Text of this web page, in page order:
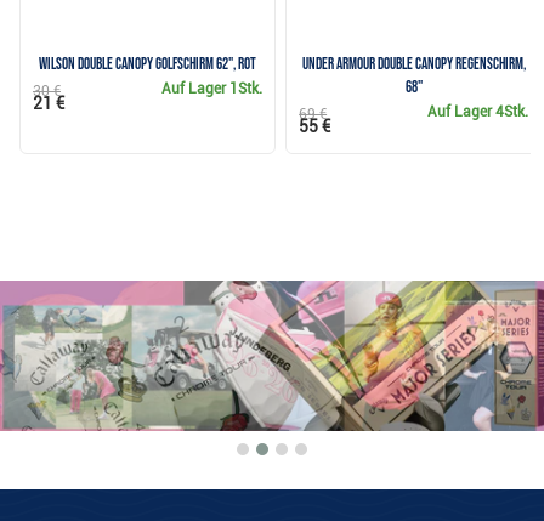
Wilson Double Canopy Golfschirm 62", rot
Auf Lager 1Stk.
30 €
21 €
Under Armour Double Canopy Regenschirm,
68"
Auf Lager4Stk.
69 €
55 €